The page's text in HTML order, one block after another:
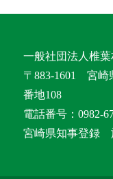
一般社団法人椎
〒883-1601 宮崎
番地108
電話番号：0982-
宮崎県知事登録